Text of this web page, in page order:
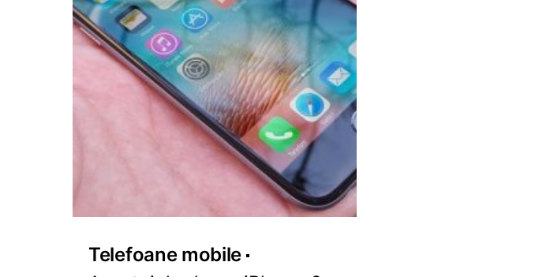
Telefoane mobile